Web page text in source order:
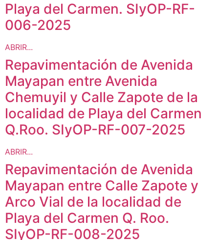
Playa del Carmen. SIyOP-RF-
006-2025
ABRIR...
Repavimentación de Avenida
Mayapan entre Avenida
Chemuyil y Calle Zapote de la
localidad de Playa del Carmen
Q.Roo. SIyOP-RF-007-2025
ABRIR...
Repavimentación de Avenida
Mayapan entre Calle Zapote y
Arco Vial de la localidad de
Playa del Carmen Q. Roo.
SIyOP-RF-008-2025